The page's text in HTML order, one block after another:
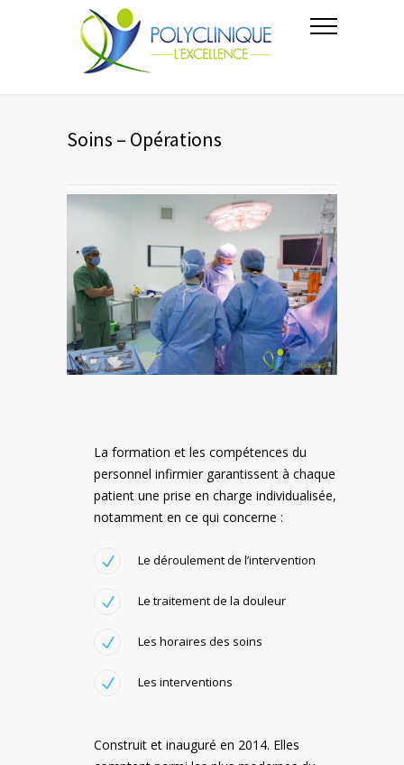
Soins – Opérations
La formation et les compétences du
personnel infirmier garantissent à chaque
patient une prise en charge individualisée,
notamment en ce qui concerne :
Le déroulement de l’intervention
Le traitement de la douleur
Les horaires des soins
Les interventions
Construit et inauguré en 2014. Elles